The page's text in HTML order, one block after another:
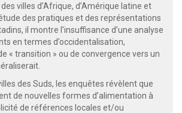
villes d’Afrique, d’Amérique latine et
des pratiques et des représentations
il montre l’insuffisance d’une analyse
en termes d’occidentalisation,
« transition » ou de convergence vers un
des Suds, les enquêtes révèlent que
de nouvelles formes d’alimentation à
de références locales et/ou